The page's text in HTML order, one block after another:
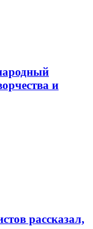
и
рассказал,